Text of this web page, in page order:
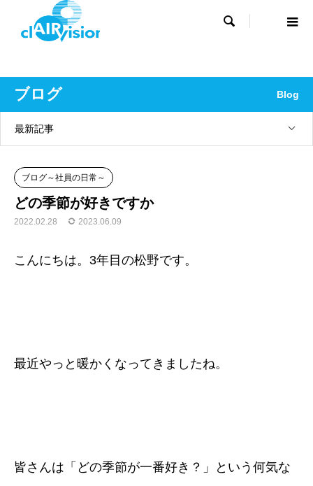

ブログ Blog
最新記事
ブログ～社員の日常～
どの季節が好きですか
2022.02.28 2023.06.09
こんにちは。3年目の松野です。
最近やっと暖かくなってきましたね。
皆さんは「どの季節が一番好き？」という何気な